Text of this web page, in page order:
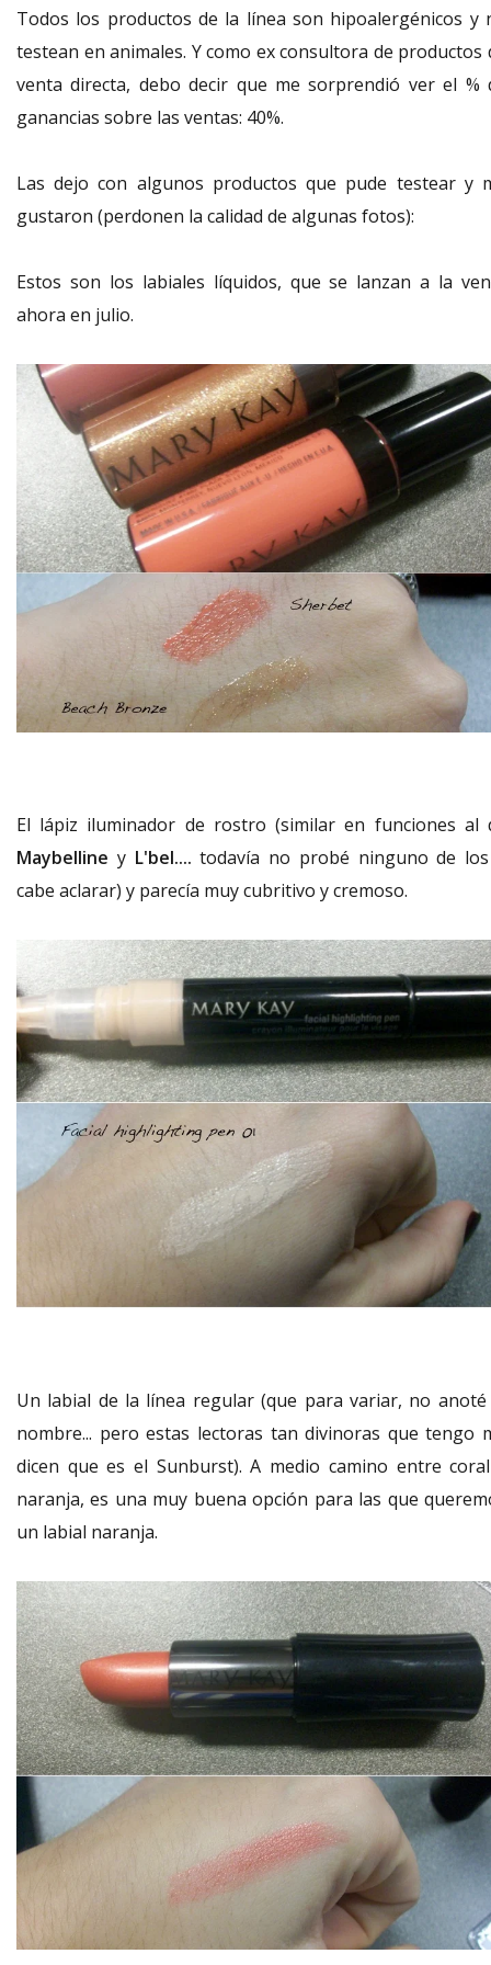
Todos los productos de la línea son hipoalergénicos y
testean en animales. Y como ex consultora de productos
venta directa, debo decir que me sorprendió ver el %
ganancias sobre las ventas: 40%.
Las dejo con algunos productos que pude testear y
gustaron (perdonen la calidad de algunas fotos):
Estos son los labiales líquidos, que se lanzan a la
ahora en julio.
El lápiz iluminador de rostro (similar en funciones al
Maybelline y L'bel.... todavía no probé ninguno de
cabe aclarar) y parecía muy cubritivo y cremoso.
Un labial de la línea regular (que para variar, no anoté
nombre... pero estas lectoras tan divinoras que tengo
dicen que es el Sunburst). A medio camino entre
naranja, es una muy buena opción para las que
un labial naranja.